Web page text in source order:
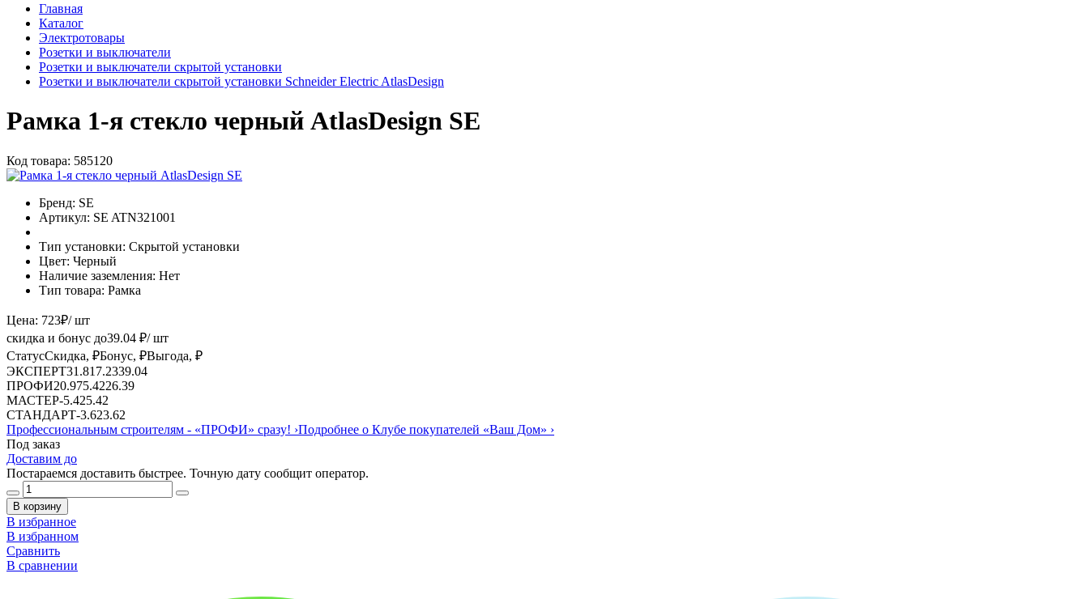
Главная
Каталог
Электротовары
Розетки и выключатели
Розетки и выключатели скрытой установки
Розетки и выключатели скрытой установки Schneider Electric AtlasDesign
Рамка 1-я стекло черный AtlasDesign SE
Код товара: 585120
Бренд: SE
Артикул: SE ATN321001
Тип установки: Скрытой установки
Цвет: Черный
Наличие заземления: Нет
Тип товара: Рамка
Цена: 723₽/ шт
скидка и бонус до39.04 ₽/ шт
СтатусСкидка, ₽Бонус, ₽Выгода, ₽
ЭКСПЕРТ31.81 7.2339.04
ПРОФИ20.975.4226.39
МАСТЕР-5.425.42
СТАНДАРТ-3.623.62
Профессиональным строителям - «ПРОФИ» сразу! ›Подробнее о Клубе покупателей «Ваш Дом» ›
Под заказ
Доставим до
Постараемся доставить быстрее. Точную дату сообщит оператор.
В корзину
В избранное
В избранном
Сравнить
В сравнении